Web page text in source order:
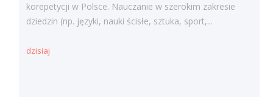
korepetycji w Polsce. Nauczanie w szerokim zakresie
dziedzin (np. języki, nauki ścisłe, sztuka, sport,...
dzisiaj